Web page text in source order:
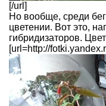
[/url]
Но вообще, среди
цветении. Вот это,
гибридизаторов.
[url=http://